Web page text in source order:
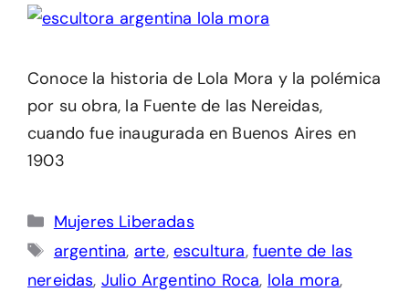
Conoce la historia de Lola Mora y la polémica
por su obra, la Fuente de las Nereidas,
cuando fue inaugurada en Buenos Aires en
1903
Categorías
Mujeres Liberadas
Etiquetas
argentina, arte, escultura, fuente de las
nereidas, Julio Argentino Roca, lola mora,